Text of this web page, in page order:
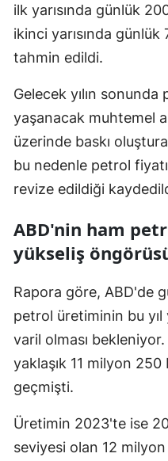
ilk yarısında günlük
ikinci yarısında
tahmin edildi.
Gelecek yılın
yaşanacak muhtemel
üzerinde baskı
bu nedenle petrol
revize edildiği
ABD'nin ham
yükseliş
Rapora göre, ABD'de
petrol üretiminin bu yıl
varil olması
yaklaşık 11 milyon
geçmişti.
Üretimin 2023'te ise
seviyesi olan 12